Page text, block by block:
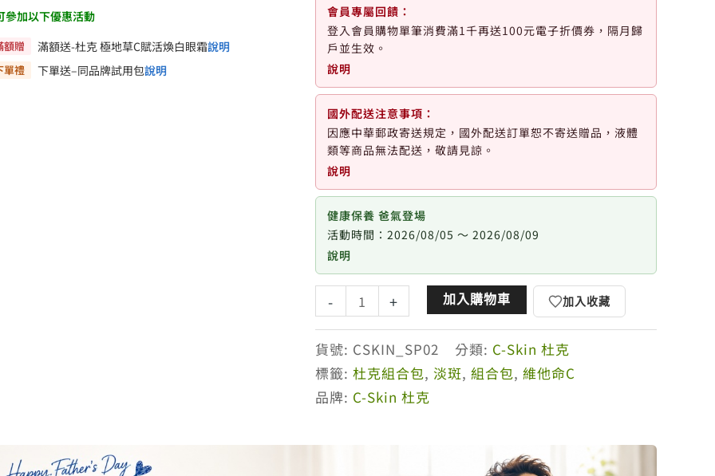
參加以下優惠活動
額贈 滿額送-杜克 極地草C賦活煥白眼霜說明
單禮 下單送–同品牌試用包說明
會員專屬回饋：
登入會員購物單筆消費滿1千再送100元電子折價券，隔月歸
戶並生效。
說明
國外配送注意事項：
因應中華郵政寄送規定，國外配送訂單恕不寄送贈品，液體
類等商品無法配送，敬請見諒。
說明
健康保養 爸氣登場
活動時間：2026/08/05 ～ 2026/08/09
說明
-
克
C
C15%
色
修
+ 加入購物車 加入收藏
貨號: CSKIN_SP02 分類: C-Skin 杜克
標籤:杜克組合包,淡斑,組合包,維他命C
品牌: C-Skin 杜克